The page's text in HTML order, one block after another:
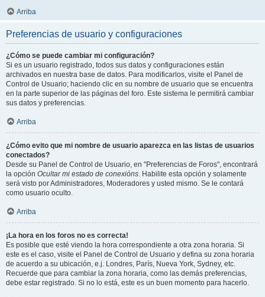
Arriba
Preferencias de usuario y configuraciones
¿Cómo se puede cambiar mi configuración?
Si es un usuario registrado, todos sus datos y configuraciones están
archivados en nuestra base de datos. Para modificarlos, visite el Panel de
Control de Usuario; haciendo clic en su nombre de usuario que se encuentra
en la parte superior de las páginas del foro. Este sistema le permitirá cambiar
sus datos y preferencias.
Arriba
¿Cómo evito que mi nombre de usuario aparezca en las listas de usuarios
conectados?
Desde su Panel de Control de Usuario, en "Preferencias de Foros", encontrará
la opción Ocultar mi estado de conexións. Habilite esta opción y solamente
será visto por Administradores, Moderadores y usted mismo. Se le contará
como usuario oculto.
Arriba
¡La hora en los foros no es correcta!
Es posible que esté viendo la hora correspondiente a otra zona horaria. Si
este es el caso, visite el Panel de Control de Usuario y defina su zona horaria
de acuerdo a su ubicación, e.j. Londres, París, Nueva York, Sydney, etc.
Recuerde que para cambiar la zona horaria, como las demás preferencias,
debe estar registrado. Si no lo está, este es un buen momento para hacerlo.